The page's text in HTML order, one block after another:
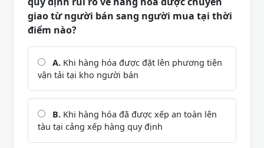
giao từ người bán sang người mua tại thời
điểm nào?
A. Khi hàng hóa được đặt lên phương tiện
vận tải tại kho người bán
B. Khi hàng hóa đã được xếp an toàn lên
tàu tại cảng xếp hàng quy định